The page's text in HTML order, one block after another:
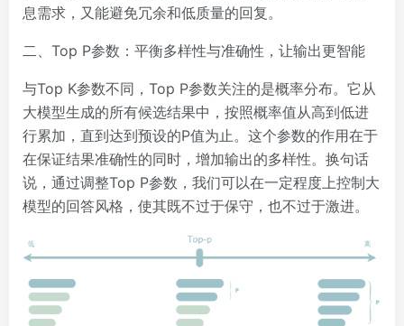
息需求，又能避免冗余和低质量的回复。
二、Top P参数：平衡多样性与准确性，让输出更智能
与Top K参数不同，Top P参数关注的是概率分布。它从
大模型生成的所有候选结果中，按照概率值从高到低进
行累加，直到达到预设的P值为止。这个参数的作用在于
在保证结果准确性的同时，增加输出的多样性。换句话
说，通过调整Top P参数，我们可以在一定程度上控制大
模型的回答风格，使其既不过于保守，也不过于激进。